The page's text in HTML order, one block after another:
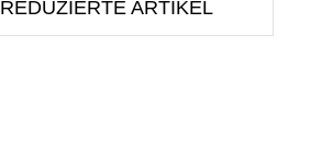
REDUZIERTE ARTIKEL